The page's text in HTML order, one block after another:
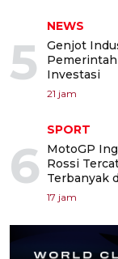
5
NEWS
Genjot
Investasi
21 jam
6
SPORT
MotoGP
Rossi
Terbanyak
17 jam